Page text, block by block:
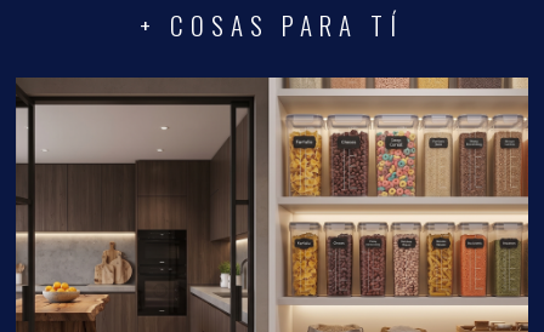
+ COSAS PARA TÍ